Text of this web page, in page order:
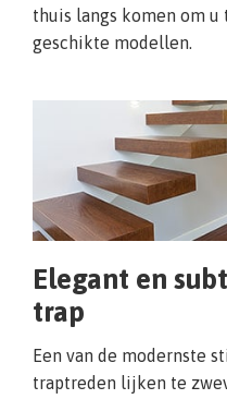
thuis langs komen om u
geschikte modellen.
Elegant en
trap
Een van de modernste
traptreden lijken te